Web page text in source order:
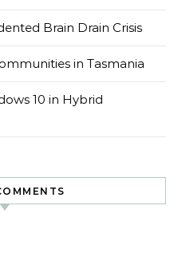
Brain Drain Crisis
in Tasmania
10 in Hybrid